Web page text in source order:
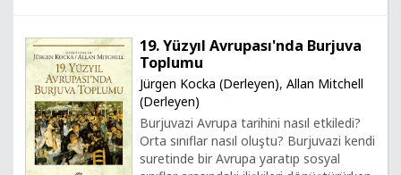
19. Yüzyıl Avrupası'nda Burjuva
Toplumu
Jürgen Kocka (Derleyen), Allan Mitchell
(Derleyen)
Burjuvazi Avrupa tarihini nasıl etkiledi?
Orta sınıflar nasıl oluştu? Burjuvazi kendi
suretinde bir Avrupa yaratıp sosyal